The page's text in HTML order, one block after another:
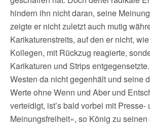
hindern ihn nicht daran, seine
zeigte er nicht zuletzt auch mutig
Karikaturenstreits, auf den er nicht,
Kollegen, mit Rückzug reagierte,
Karikaturen und Strips
Westen da nicht gegenhält und seine
Werte ohne Wenn und Aber und
verteidigt, ist’s bald vorbei mit Presse-
Meinungsfreiheit«, so König zu seinen